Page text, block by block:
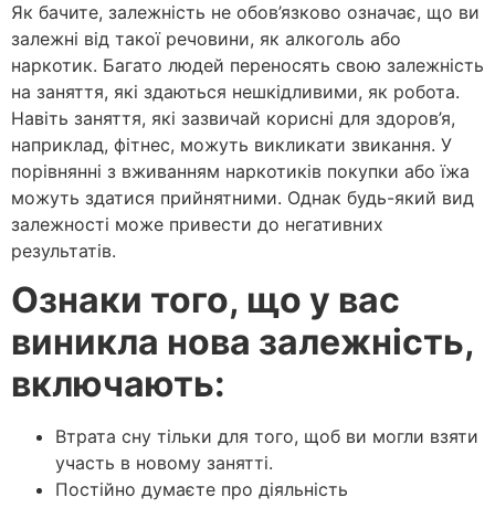
Як бачите, залежність не обов’язково означає, що ви
залежні від такої речовини, як алкоголь або
наркотик. Багато людей переносять свою залежність
на заняття, які здаються нешкідливими, як робота.
Навіть заняття, які зазвичай корисні для здоров’я,
наприклад, фітнес, можуть викликати звикання. У
порівнянні з вживанням наркотиків покупки або їжа
можуть здатися прийнятними. Однак будь-який вид
залежності може привести до негативних
результатів.
Ознаки того, що у вас
виникла нова залежність,
включають:
Втрата сну тільки для того, щоб ви могли взяти
участь в новому занятті.
Постійно думаєте про діяльність